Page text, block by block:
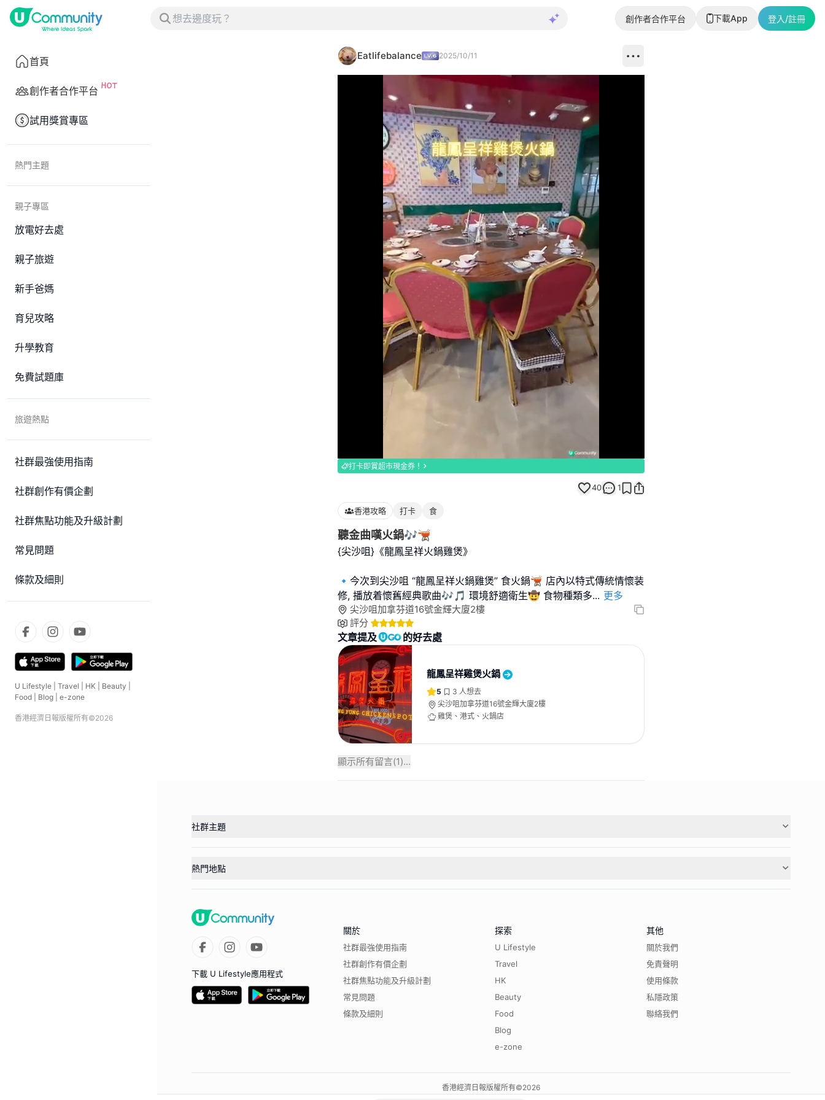
創作者合作平台 下載App 登入/註冊
首頁
創作者合作平台
試用獎賞專區
熱門主題
親子專區
放電好去處
親子旅遊
新手爸媽
育兒攻略
升學教育
免費試題庫
旅遊熱點
社群最強使用指南
社群創作有價企劃
社群焦點功能及升級計劃
常見問題
條款及細則
U Lifestyle Travel HK Beauty
Food
Blog e-zone
香港經濟日報版權所有©2026
Eatlifebalance 2025/10/11
100.00%
打卡即賞超市現金券！
40 1
香港攻略 打卡 食
聽金曲嘆火鍋🎶🫕
{尖沙咀}《龍鳳呈祥火鍋雞煲》
🔹️今次到尖沙咀 “龍鳳呈祥火鍋雞煲” 食火鍋🫕 店內以特式傳統情懷装
修, 播放着懷舊經典歌曲🎶🎵 環境舒適衛生🤠 食物種類多... 更多
尖沙咀加拿芬道16號金輝大廈2樓
評分
文章提及 的好去處
龍鳳呈祥雞煲火鍋
5 3 人想去
尖沙咀加拿芬道16號金輝大廈2樓
雞煲、港式、火鍋店
顯示所有留言(1)...
社群主題
熱門地點
下載 U Lifestyle應用程式
關於
社群最強使用指南
社群創作有價企劃
社群焦點功能及升級計劃
常見問題
條款及細則
探索
U Lifestyle
Travel
HK
Beauty
Food
Blog
e-zone
其他
關於我們
免責聲明
使用條款
私隱政策
聯絡我們
香港經濟日報版權所有©2026